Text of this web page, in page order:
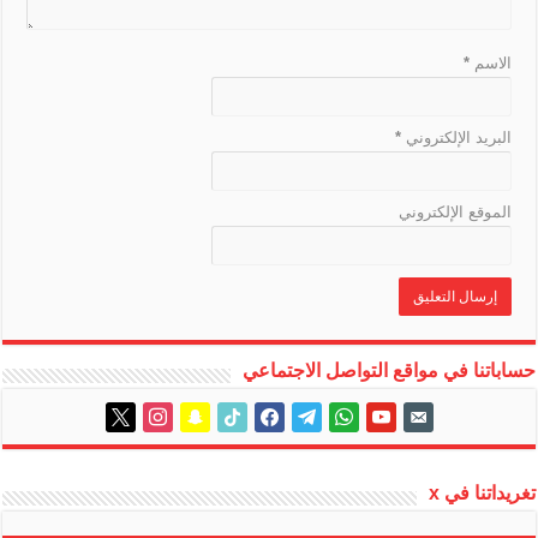
الاسم*
البريد الإلكتروني*
الموقع الإلكتروني
حساباتنا في مواقع التواصل الاجتماعي
email-
alt
youtube
whatsapp
telegram
facebook
tiktok
snapchat
instagram
x
تغريداتنا في x